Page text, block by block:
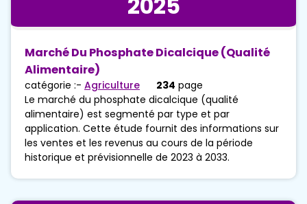
Marché Du Phosphate Dicalcique (qualité
Alimentaire)
catégorie :- Agriculture 234 page
Le marché du phosphate dicalcique (qualité
alimentaire) est segmenté par type et par
application. Cette étude fournit des informations sur
les ventes et les revenus au cours de la période
historique et prévisionnelle de 2023 à 2033.